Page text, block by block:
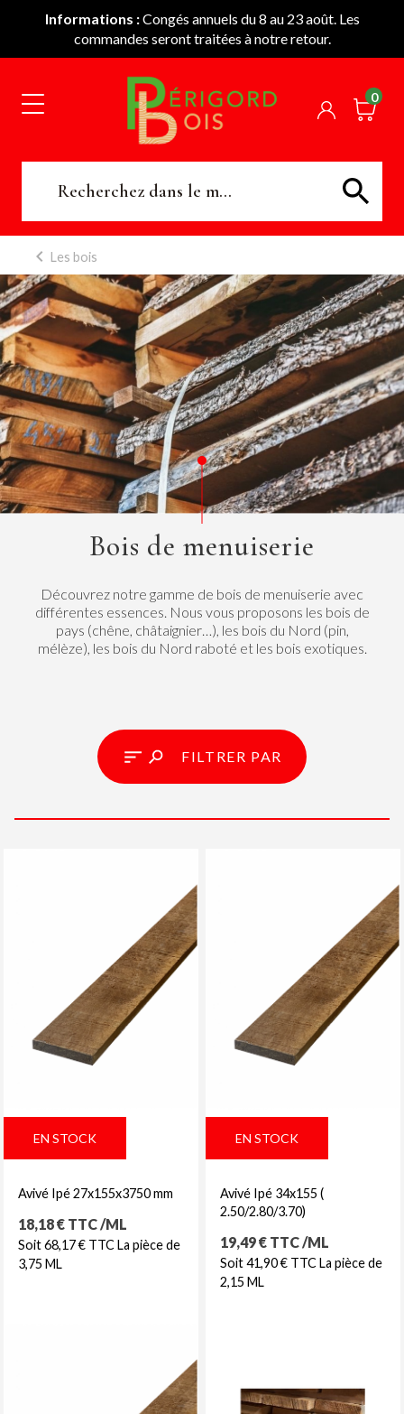
Informations :Congés annuels du 8 au 23 août. Les
commandes seront traitées à notre retour.
0
Les bois
Bois de menuiserie
Découvrez notre gamme de bois de menuiserie avec
différentes essences. Nous vous proposons les bois de
pays (chêne, châtaignier…), les bois du Nord (pin,
mélèze), les bois du Nord raboté et les bois exotiques.
FILTRER PAR
EN STOCK
Avivé Ipé 27x155x3750 mm
Prix
18,18 € TTC /ML
Soit 68,17 € TTC La pièce de
3,75 ML
EN STOCK
Avivé Ipé 34x155 (
2.50/2.80/3.70)
Prix
19,49 € TTC /ML
Soit 41,90 € TTC La pièce de
2,15 ML